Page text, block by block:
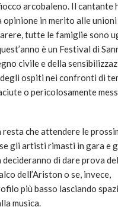
arcobaleno. Il cantante
opinione in merito alle
tutte le famiglie sono
è un Festival di
civile e della
ospiti nei confronti di
o pericolosamente
resta che attendere le
gli artisti rimasti in gara e
di dare prova
dell’Ariston o se, invece,
più basso lasciando
musica.